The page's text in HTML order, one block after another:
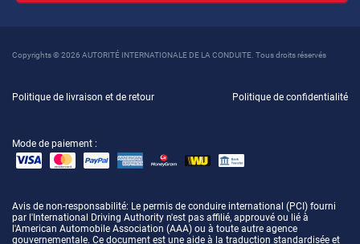
Copyrights © 2026 AUTORITÉ INTERNATIONALE DE LA CONDUITE. Tous droits réservés
Politique de livraison et de retour Politique de confidentialité
Mode de paiement :
Avis de non-responsabilité: Le permis de conduire international (PCI) fourni
par l'International Driving Authority n'est pas affilié, approuvé ou lié à
l'American Automobile Association (AAA) ou à toute autre agence
gouvernementale. Ce document est une aide à la traduction standardisée et